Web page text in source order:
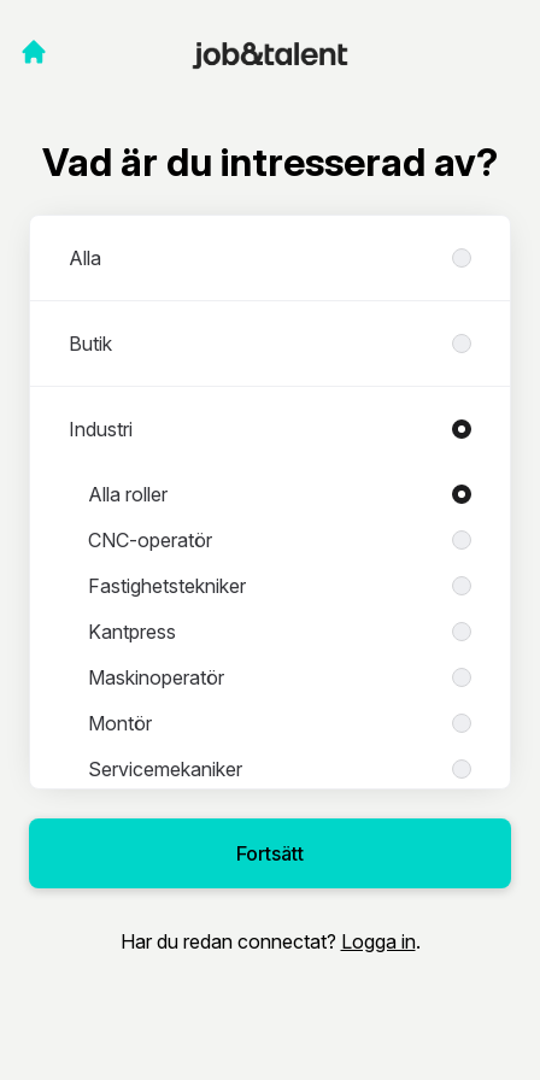
Vad är du intresserad av?
Alla
Butik
Industri
Roller i Industri
Alla roller
CNC-operatör
Fastighetstekniker
Kantpress
Maskinoperatör
Montör
Servicemekaniker
Smed
Fortsätt
Har du redan connectat? Logga in.